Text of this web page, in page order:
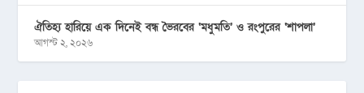
ঐতিহ্য হারিয়ে এক দিনেই বন্ধ ভৈরবের ‘মধুমতি’ ও রংপুরের ‘শাপলা’
আগস্ট ২, ২০২৬